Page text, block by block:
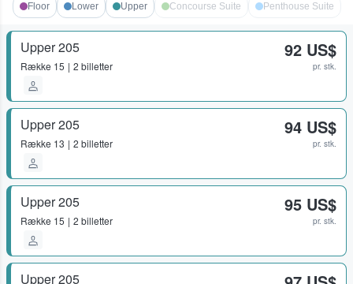
Floor Lower Upper Concourse Suite Penthouse Suite
Upper 205
Række 15 2 billetter
92 US$
pr. stk.
Upper 205
Række 13 2 billetter
94 US$
pr. stk.
Upper 205
Række 15 2 billetter
95 US$
pr. stk.
Upper 205